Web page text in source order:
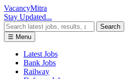
VacancyMitra
Stay Updated...
Search
☰ Menu
Latest Jobs
Bank Jobs
Railway